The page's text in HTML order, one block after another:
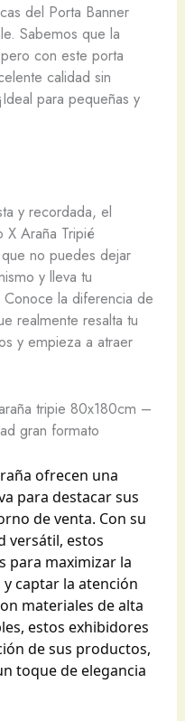
del Porta Banner
Sabemos que la
con este porta
calidad sin
para pequeñas y
y recordada, el
Araña Tripié
no puedes dejar
y lleva tu
la diferencia de
realmente resalta tu
y empieza a atraer
tripie 80x180cm –
gran formato
ofrecen una
para destacar sus
de venta. Con su
versátil, estos
para maximizar la
captar la atención
materiales de alta
estos exhibidores
de sus productos,
toque de elegancia